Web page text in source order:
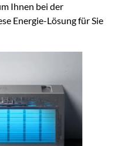
Ihnen bei der
Energie-Lösung für Sie